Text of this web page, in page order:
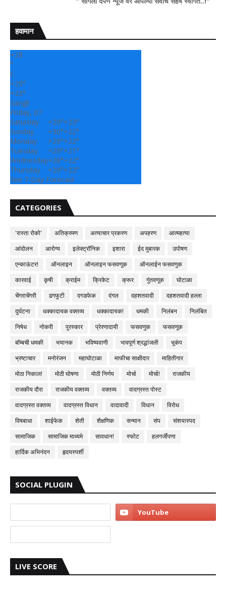
हवामान
+28
°
C
+29°
+23°
Sangli
Friday, 07
Saturday
+29°+23°
Sunday
+30°+22°
Monday
+29°+22°
Tuesday
+29°+21°
Wednesday+28°+22°
Thursday
+29°+22°
See 7-Day Forecast
CATEGORIES
'रास्ता रोको' अतिक्रमण अत्याचार प्रकरण अपहरण
आत्महत्या
आंदोलन
आरोग्य इलेक्ट्रॉनिक इशारा ईद मुबारक
उपोषण
एन्काऊंटर!
ऑनलाइन ऑनलाइन फसवणूक
ऑनलाईन फसवणुक
कारवाई
कृषी क्राईम क्रिकेट क्रूर गुंतवणूक
घोटाळा
चेंगराचेंगरी
ढगफुटी दगडफेक दंगल दहशतवादी
दहशतवादी हल्ला
दुर्घटना
धक्कादायक वक्तव्य धक्कादायक! धमकी निलंबन
निलंबित
निषेध
नोकरी पुरस्कार प्रेरणादायी फसवणुक
फसवणूक
बॉम्बची धमकी
भयानक भविष्यवाणी भावपूर्ण श्रद्धांजली
भूकंप
भ्रष्टाचार
मनोरंजन महाघोटाळा माफीचा साक्षीदार
माहितीगार
मोठा निकाल!
मोठी घोषणा मोठी निर्णय मोर्चा मोर्चा!
राजकीय
राजकीय दौरा
राजकीय वक्तव्य वक्तव्य
वादग्रस्त पोस्ट
वादग्रस्त वक्तव्य
वादग्रस्त विधान वादावादी विधान
विरोध
विषबाधा
शाईफेक शेती शैक्षणिक सन्मान संप
संशयास्पद
सामाजिक
सामाजिक माध्यमे सावधान! स्फोट
हलगर्जीपणा
हार्दिक अभिनंदन
हृदयस्पर्शी
SOCIAL PLUGIN
LIVE SCORE